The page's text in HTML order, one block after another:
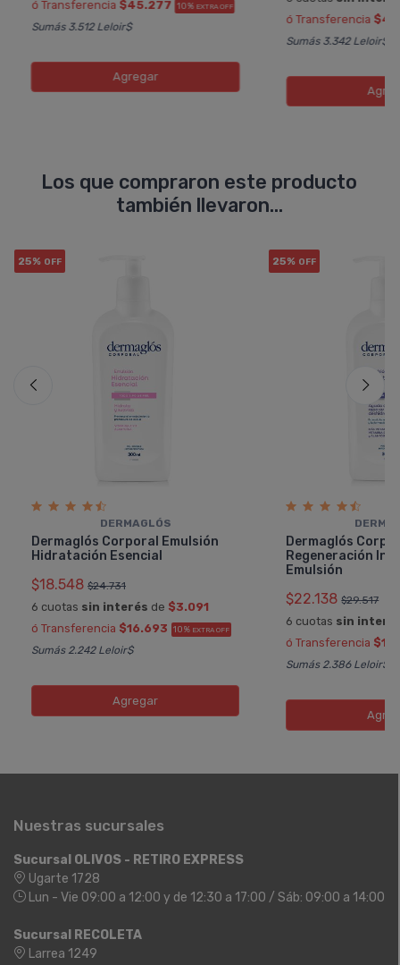
ó Transferencia $45.277 10% EXTRA OFF
Sumás 3.512 Leloir$
Agregar
ó Transferencia
Sumás 3.342 Leloir$
Los que compraron este producto
también llevaron...
25% OFF
DERMAGLÓS
Dermaglós Corporal Emulsión
Hidratación Esencial
$18.548 $24.731
6 cuotas sin interés de $3.091
ó Transferencia $16.693 10% EXTRA OFF
Sumás 2.242 Leloir$
Agregar
25% OFF
Dermaglós
Regeneración
Emulsión
$22.138 $29.517
6 cuotas sin
ó Transferencia
Sumás 2.386 Leloir$
Nuestras sucursales
Sucursal OLIVOS - RETIRO EXPRESS
Ugarte 1728
Lun - Vie 09:00 a 12:00 y de 12:30 a 17:00 / Sáb: 09:00 a 14:00
Sucursal RECOLETA
Larrea 1249